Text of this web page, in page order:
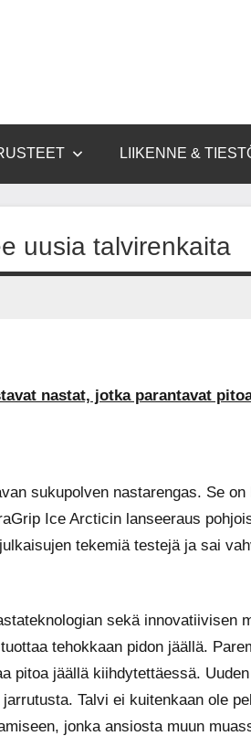
LIIKENNE &
uusia talvirenkaita
nastat, jotka parantavat
sukupolven nastarengas. Se
Ice Arcticin lanseeraus
tekemiä testejä ja sai
sekä innovatiivisen
tehokkaan pidon jäällä.
pitoa jäällä kiihdytettäessä.
Talvi ei kuitenkaan ole
jonka ansiosta muun